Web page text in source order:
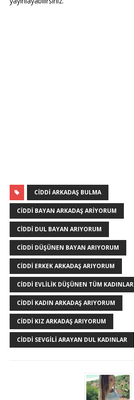
CIDDI ARKADAŞ BULMA
CIDDI BAYAN ARKADAŞ ARIYORUM
CIDDI DUL BAYAN ARIYORUM
CIDDI DÜŞÜNEN BAYAN ARIYORUM
CIDDI ERKEK ARKADAŞ ARIYORUM
CIDDI EVLILIK DÜŞÜNEN TÜM KADINLAR
CIDDI KADIN ARKADAŞ ARIYORUM
CIDDI KIZ ARKADAŞ ARIYORUM
CIDDI SEVGILI ARAYAN DUL KADINLAR